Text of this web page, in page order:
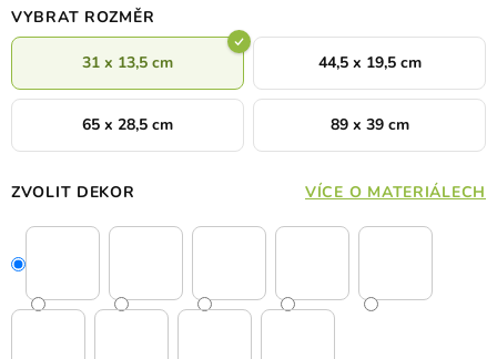
VYBRAT ROZMĚR
31 x 13,5 cm 44,5 x 19,5 cm
65 x 28,5 cm 89 x 39 cm
ZVOLIT DEKOR VÍCE O MATERIÁLECH